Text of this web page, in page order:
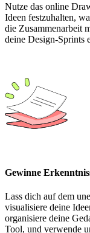
Nutze das online
Ideen festzuhalten,
die Zusammenarbeit
deine Design-Sprints
Gewinne
Lass dich auf dem
visualisiere deine
organisiere deine
Tool, und verwende